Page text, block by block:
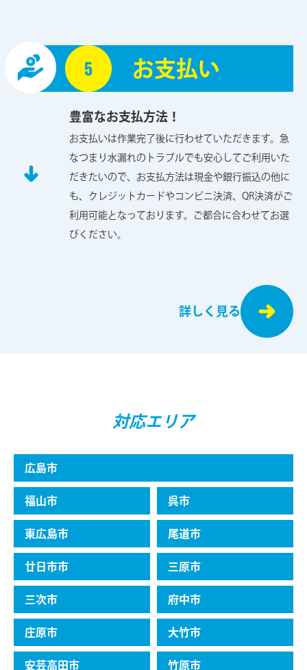
お⽀払い
豊富なお支払方法！
お支払いは作業完了後に行わせていただきます。急
なつまり水漏れのトラブルでも安心してご利用いた
だきたいので、お支払方法は現金や銀行振込の他に
も、クレジットカードやコンビニ決済、QR決済がご
利用可能となっております。ご都合に合わせてお選
びください。
詳しく見る
対応エリア
広島市
福⼭市 呉市
東広島市 尾道市
廿⽇市市 三原市
三次市 府中市
庄原市 ⼤⽵市
安芸⾼⽥市 竹原市